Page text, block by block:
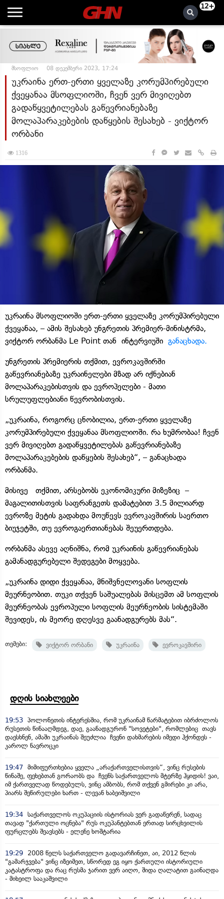
12+
მსოფლიო 08 დეკემბერი 2023, 17:24
უკრაინა ერთ-ერთი ყველაზე კორუმპირებული
ქვეყანაა მსოფლიოში, ჩვენ ვერ მივიღებთ
გადაწყვეტილებას გაწევრიანებაზე
მოლაპარაკებების დაწყების შესახებ - ვიქტორ
ორბანი
1316
უკრაინა მსოფლიოში ერთ-ერთი ყველაზე კორუმპირებული
ქვეყანაა, – ამის შესახებ უნგრეთის პრემიერ-მინისტრმა,
ვიქტორ ორბანმა Le Point თან ინტერვიუში განაცხადა.
უნგრეთის პრემიერის თქმით, ევროკავშირში
გაწევრიანებაზე უკრაინელები მზად არ იქნებიან
მოლაპარაკებისთვის და ევროპელები - მათი
სრულუფლებიანი წევრობისთვის.
„უკრაინა, როგორც ცნობილია, ერთ-ერთი ყველაზე
კორუმპირებული ქვეყანაა მსოფლიოში. რა ხუმრობაა! ჩვენ
ვერ მივიღებთ გადაწყვეტილებას გაწევრიანებაზე
მოლაპარაკებების დაწყების შესახებ“, – განაცხადა
ორბანმა.
მისივე თქმით, არსებობს ეკონომიკური მიზეზიც –
მაგალითისთვის საფრანგეთს დამატებით 3.5 მილიარდ
ევროზე მეტის გადახდა მოუწევს ევროკავშირის საერთო
ბიუჯეტში, თუ ევროგაერთიანებას შეუერთდება.
ორბანმა ასევე აღნიშნა, რომ უკრაინის გაწევრიანებას
გამანადგურებელი შედეგები მოყვება.
„უკრაინა დიდი ქვეყანაა, მნიშვნელოვანი სოფლის
მეურნეობით. თუკი თქვენ საშუალებას მისცემთ ამ სოფლის
მეურნეობას ევროპული სოფლის მეურნეობის სისტემაში
შევიდეს, ის მეორე დღესვე გაანადგურებს მას“.
თემები: ვიქტორ ორბანი უკრაინა ევროკავშირი
დღის სიახლეები
19:53 პოლონეთის ინტერესშია, რომ უკრაინამ წარმატებით იბრძოლოს
რუსეთის წინააღმდეგ, დაე, გაანადგურონ "სოვეტები", რომლებიც თავს
დაესხნენ, ამაში უკრაინას შეუძლია ჩვენი დახმარების იმედი ჰქონდეს -
კაროლ ნავროცკი
19:47 მიმიფურთხებია ყველა „არაქართველისთვის“, ვინც რუსების
წინაშე, ფეხებთან გორაობს და ჩვენს საქართველოს მტერზე ჰყიდის! ვაი,
იმ ქართველად წოდებულს, ვინც ამბობს, რომ თქვენ გმირები კი არა,
პიარს შეწირულები ხართ - ლევან ხაბეიშვილი
19:34 საქართველოს ოკუპაციის ისტორიას ვერ გადაწერენ, სადაც
თავად "ქართული ოცნება" რუს ოკუპანტებთან ერთად სირცხვილის
ფურცლებს შეავსებს - ელენე ხოშტარია
19:29
2008 წელს საქართველო გადავარჩინეთ, აი, 2012 წლის
"გამარჯვება" ვინც იზეიმეთ, სწორედ ეგ იყო ქართული ისტორიული
კატასტროფა და რაც რუსმა ჯარით ვერ აიღო, შიდა ღალატით გაინაღდა
- მიხეილ სააკაშვილი